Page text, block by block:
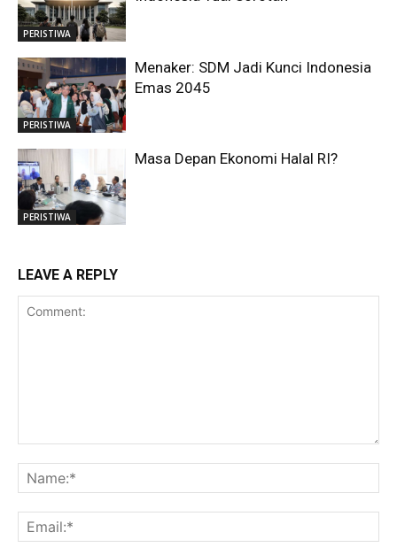
PERISTIWA
PERISTIWA
Menaker: SDM Jadi Kunci Indonesia
Emas 2045
PERISTIWA
Masa Depan Ekonomi Halal RI?
LEAVE A REPLY